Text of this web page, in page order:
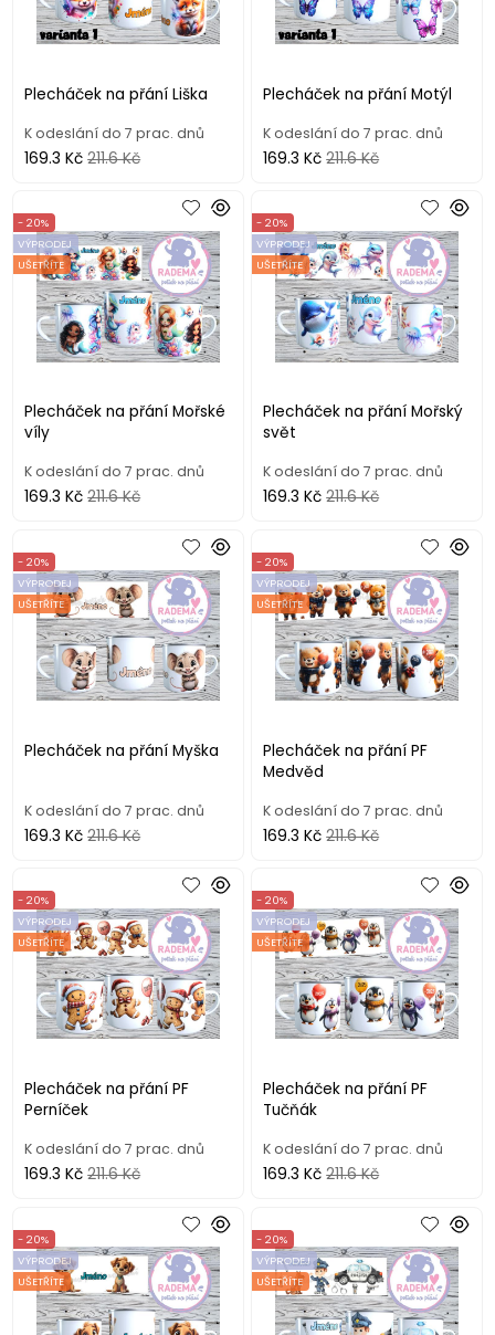
Plecháček na přání Liška
K odeslání do 7 prac. dnů
169.3 Kč 211.6 Kč
Plecháček na přání Motýl
K odeslání do 7 prac. dnů
169.3 Kč 211.6 Kč
Plecháček na přání Mořské
víly
- 20%
VÝPRODEJ
UŠETŘÍTE
K odeslání do 7 prac. dnů
169.3 Kč 211.6 Kč
Plecháček na přání Mořský
svět
- 20%
VÝPRODEJ
UŠETŘÍTE
K odeslání do 7 prac. dnů
169.3 Kč 211.6 Kč
Plecháček na přání Myška
- 20%
VÝPRODEJ
UŠETŘÍTE
K odeslání do 7 prac. dnů
169.3 Kč 211.6 Kč
Plecháček na přání PF
Medvěd
- 20%
VÝPRODEJ
UŠETŘÍTE
K odeslání do 7 prac. dnů
169.3 Kč 211.6 Kč
Plecháček na přání PF
Perníček
- 20%
VÝPRODEJ
UŠETŘÍTE
K odeslání do 7 prac. dnů
169.3 Kč 211.6 Kč
Plecháček na přání PF
Tučňák
- 20%
VÝPRODEJ
UŠETŘÍTE
K odeslání do 7 prac. dnů
169.3 Kč 211.6 Kč
- 20%
VÝPRODEJ
UŠETŘÍTE
- 20%
VÝPRODEJ
UŠETŘÍTE